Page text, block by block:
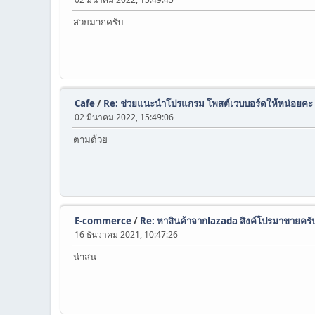
สวยมากครับ
Cafe/ Re: ช่วยแนะนำโปรแกรม โพสต์เวบบอร์ดให้หน่อยคะ
02 มีนาคม 2022, 15:49:06
ตามด้วย
E-commerce/ Re: หาสินค้าจากlazada สิงค์โปรมาขายครั
16 ธันวาคม 2021, 10:47:26
น่าสน